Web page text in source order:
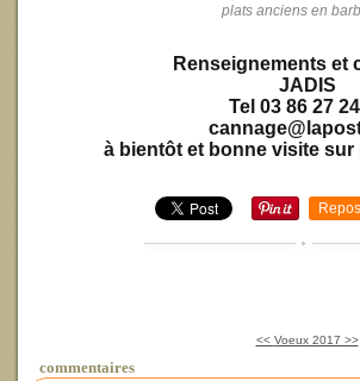
plats anciens en
Renseignements et
JADIS
Tel 03 86 27
à bientôt et bonne visite sur
<< Voeux 2017 >>
commentaires